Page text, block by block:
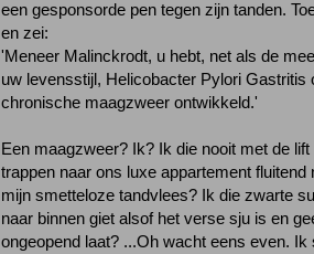
een gesponsorde pen tegen zijn tanden.
en zei:
'Meneer Malinckrodt, u hebt, net als de
uw levensstijl, Helicobacter Pylori Gastritis
chronische maagzweer ontwikkeld.'
Een maagzweer? Ik? Ik die nooit met de
trappen naar ons luxe appartement fluitend
mijn smetteloze tandvlees? Ik die zwarte
naar binnen giet alsof het verse sju is en
ongeopend laat? ...Oh wacht eens even. Ik